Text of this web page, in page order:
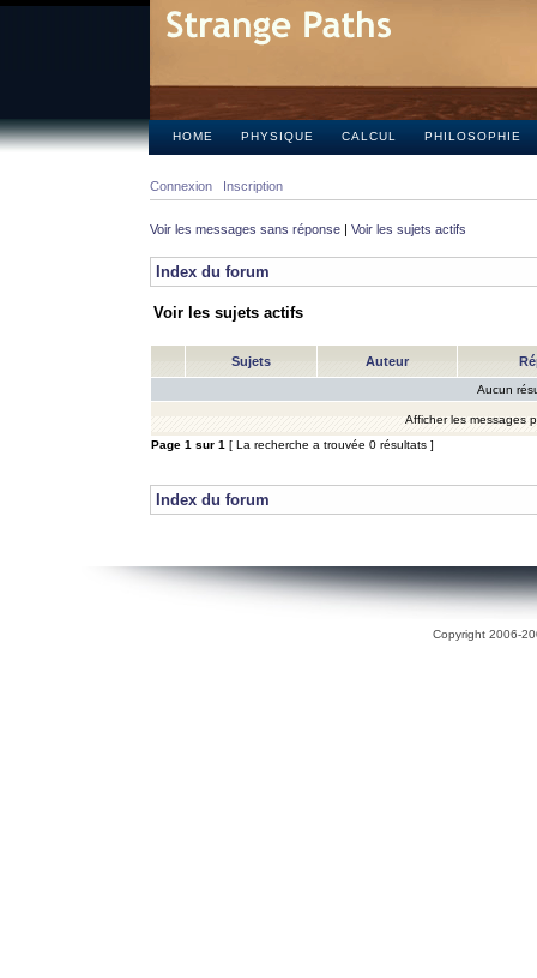
HOME PHYSIQUE CALCUL PHILOSOPHIE
Connexion Inscription
Voir les messages sans réponse | Voir les sujets actifs
Index du forum
Voir les sujets actifs
Sujets Auteur
Aucun
Afficher les messages
Page 1 sur 1 [ La recherche a trouvée 0 résultats ]
Index du forum
Copyright 2006-